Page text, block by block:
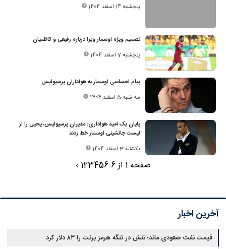
پنجشنبه 14 اسفند 1404
تصمیم ویژه اوسمار ویرا درباره رفیعی و کاظمیان
پنجشنبه 7 اسفند 1404
پیام احساسی اوسمار به هواداران پرسپولیس
سه شنبه 5 اسفند 1404
پایان یک امید هواداری: مدیران پرسپولیس، یحیی را از
لیست جانشینی اوسمار خط زدند
یکشنبه 3 اسفند 1404
صفحه 1 از 6 123456
›
آخرین اخبار
قیمت نفت صعودی ماند؛ تنش در تنگه هرمز برنت را ۸۳ دلار کرد